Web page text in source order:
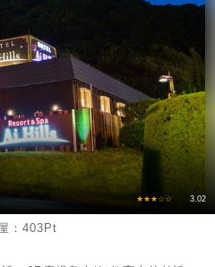
★★★☆☆ 3.02
：403Pt